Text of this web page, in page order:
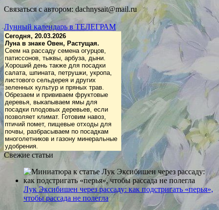
Связаться с автором: dachnysait@mail.ru
Лунный календарь в ТЕЛЕГРАМ
Сегодня, 20.03.2026
Луна в знаке Овен, Растущая.
Сеем на рассаду семена огурцов,
патиссонов, тыквы, арбуза, дыни.
Хороший день также для посадки
салата, шпината, петрушки, укропа,
листового сельдерея и других
зеленных культур и пряных трав.
Обрезаем и прививаем фруктовые
деревья, выкапываем ямы для
посадки плодовых деревьев, если
позволяет климат. Готовим навоз,
птичий помет, пищевые отходы для
почвы, разбрасываем по посадкам
многолетников и газону минеральные
удобрения.
Свежие статьи
Лук Эксибишен через рассаду: как подстригать «перья»,
чтобы рассада не полегла